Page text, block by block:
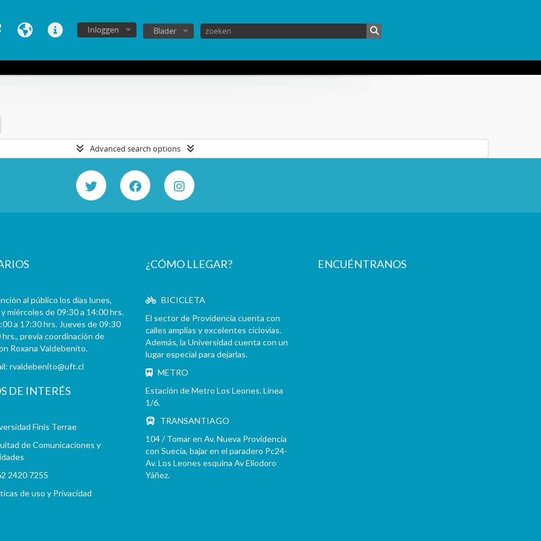
Inloggen Blader
Advanced search options
al público los días lunes,
miércoles de 09:30 a 14:00 hrs.
a 17:30 hrs. Jueves de 09:30
hrs., previa coordinación de
Roxana Valdebenito.
rvaldebenito@uft.cl
DE INTERÉS
Finis Terrae
de Comunicaciones y
2420 7255
de uso y Privacidad
¿CÓMO LLEGAR?
BICICLETA
El sector de Providencia cuenta con
calles amplias y excelentes ciclovías.
Además, la Universidad cuenta con un
lugar especial para dejarlas.
METRO
Estación de Metro Los Leones. Línea
1/6.
TRANSANTIAGO
104 / Tomar en Av. Nueva Providencia
con Suecia, bajar en el paradero Pc24-
Av. Los Leones esquina Av Eliodoro
Yáñez.
ENCUÉNTRANOS